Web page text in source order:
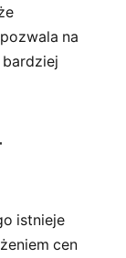
na
istnieje
cen